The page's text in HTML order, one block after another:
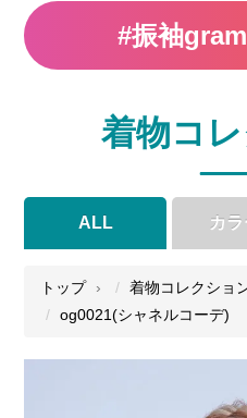
#振袖
着物コ
ALL カラ
● ●
トップ
着物コレクショ
og0021(シャネルコーデ)